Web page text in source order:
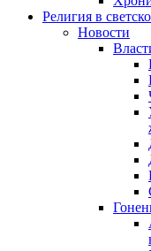
Религия в
Новости